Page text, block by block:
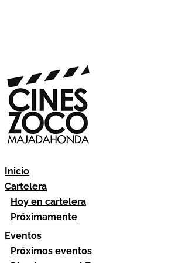
Inicio
Cartelera
Hoy en cartelera
Próximamente
Eventos
Próximos eventos